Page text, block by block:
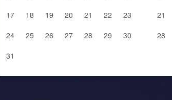
17
18 19 20 21 22
23
24
25 26 27 28 29
30
31
21
28